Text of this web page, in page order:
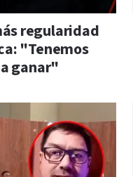
regularidad
"Tenemos
ganar"